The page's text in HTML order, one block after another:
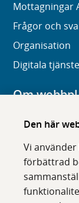
Den här
Vi
förbättrad
Mottagningar
Frågor och
Organisation
Digitala
Om
Om
Tillgänglighet
Om cookies